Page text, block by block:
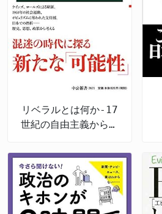
リベラルとは何か-17
世紀の自由主義から現